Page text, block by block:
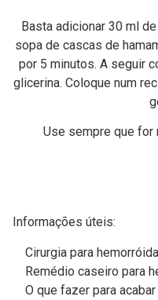
Basta adicionar 30 ml
sopa de cascas de
por 5 minutos. A seguir
glicerina. Coloque num
Use sempre que for
Informações úteis:
Cirurgia para
Remédio caseiro para
O que fazer para